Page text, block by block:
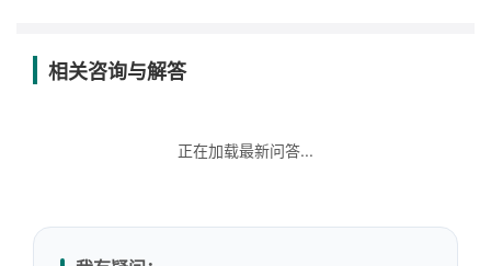
相关咨询与解答
正在加载最新问答...